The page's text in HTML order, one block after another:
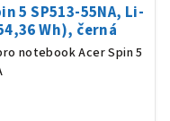
5 SP513-55NA, Li-
Wh), černá
notebook Acer Spin 5